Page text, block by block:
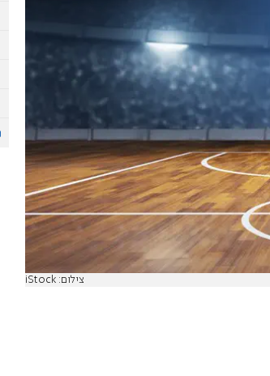
צילום: iStock